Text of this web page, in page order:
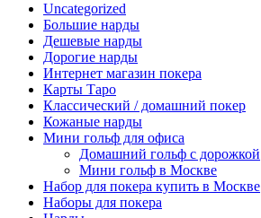
Uncategorized
Большие нарды
Дешевые нарды
Дорогие нарды
Интернет магазин покера
Карты Таро
Классический / домашний покер
Кожаные нарды
Мини гольф для офиса
Домашний гольф с дорожкой
Мини гольф в Москве
Набор для покера купить в Москве
Наборы для покера